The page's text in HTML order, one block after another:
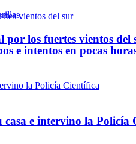
e intentos en pocas
e intervino la Policía
los fuertes vientos del